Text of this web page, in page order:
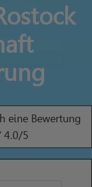
eine Bewertung
4.0/5